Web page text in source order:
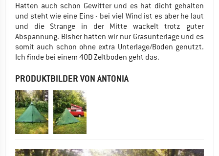
Hatten auch schon Gewitter und es hat dicht gehalten
und steht wie eine Eins - bei viel Wind ist es aber he laut
und die Strange in der Mitte wackelt trotz guter
Abspannung. Bisher hatten wir nur Grasunterlage und es
somit auch schon ohne extra Unterlage/Boden genutzt.
Ich finde bei einem 40D Zeltboden geht das.
PRODUKTBILDER VON ANTONIA